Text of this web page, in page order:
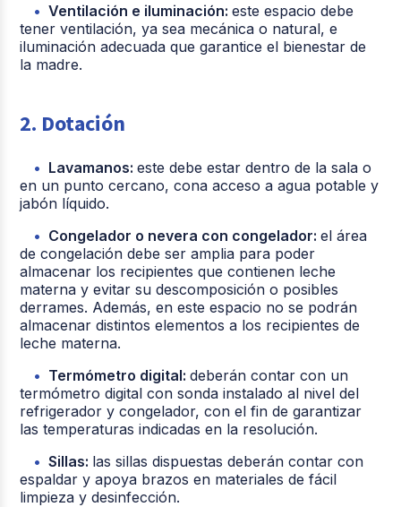
Ventilación e iluminación:este espacio debe
tener ventilación, ya sea mecánica o natural, e
iluminación adecuada que garantice el bienestar de
la madre.
2. Dotación
Lavamanos:este debe estar dentro de la sala o
en un punto cercano, cona acceso a agua potable y
jabón líquido.
Congelador o nevera con congelador:el área
de congelación debe ser amplia para poder
almacenar los recipientes que contienen leche
materna y evitar su descomposición o posibles
derrames. Además, en este espacio no se podrán
almacenar distintos elementos a los recipientes de
leche materna.
Termómetro digital:deberán contar con un
termómetro digital con sonda instalado al nivel del
refrigerador y congelador, con el fin de garantizar
las temperaturas indicadas en la resolución.
Sillas: las sillas dispuestas deberán contar con
espaldar y apoya brazos en materiales de fácil
limpieza y desinfección.